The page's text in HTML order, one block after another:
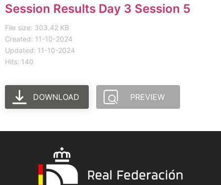
Session Results Day 3 Session 5
File size: 303.42 KB
Created: 11-10-2024
Updated: 11-10-2024
Hits: 140
DOWNLOAD PREVIEW